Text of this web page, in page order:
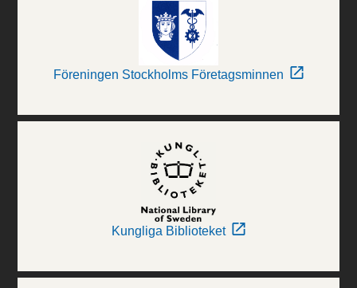
Föreningen Stockholms Företagsminnen
Kungliga Biblioteket